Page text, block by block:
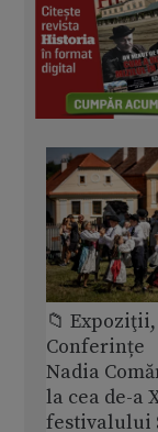
📁
Conferințe
Nadia
la cea de-a
festivalului